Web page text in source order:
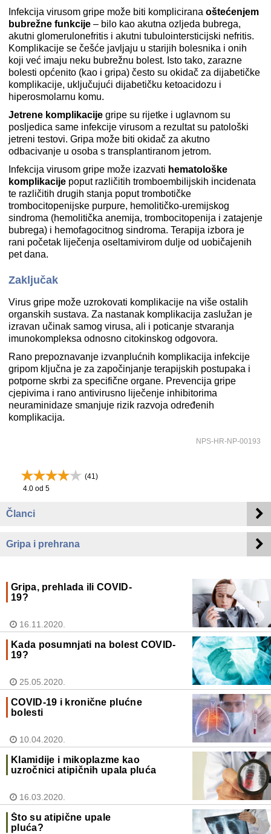
Infekcija virusom gripe može biti komplicirana oštećenjem
bubrežne funkcije – bilo kao akutna ozljeda bubrega,
akutni glomerulonefritis i akutni tubulointersticijski nefritis.
Komplikacije se češće javljaju u starijih bolesnika i onih
koji već imaju neku bubrežnu bolest. Isto tako, zarazne
bolesti općenito (kao i gripa) često su okidač za dijabetičke
komplikacije, uključujući dijabetičku ketoacidozu i
hiperosmolarnu komu.
Jetrene komplikacije gripe su rijetke i uglavnom su
posljedica same infekcije virusom a rezultat su patološki
jetreni testovi. Gripa može biti okidač za akutno
odbacivanje u osoba s transplantiranom jetrom.
Infekcija virusom gripe može izazvati hematološke
komplikacije poput različitih tromboembilijskih incidenata
te različitih drugih stanja poput trombotičke
trombocitopenijske purpure, hemolitičko-uremijskog
sindroma (hemolitička anemija, trombocitopenija i zatajenje
bubrega) i hemofagocitnog sindroma. Terapija izbora je
rani početak liječenja oseltamivirom dulje od uobičajenih
pet dana.
Zaključak
Virus gripe može uzrokovati komplikacije na više ostalih
organskih sustava. Za nastanak komplikacija zaslužan je
izravan učinak samog virusa, ali i poticanje stvaranja
imunokompleksa odnosno citokinskog odgovora.
Rano prepoznavanje izvanplućnih komplikacija infekcije
gripom ključna je za započinjanje terapijskih postupaka i
potporne skrbi za specifične organe. Prevencija gripe
cjepivima i rano antivirusno liječenje inhibitorima
neuraminidaze smanjuje rizik razvoja određenih
komplikacija.
NPS-HR-NP-00193
(41)
4.0 od 5
Članci
Gripa i prehrana
Gripa, prehlada ili COVID-
19?
16.11.2020.
Kada posumnjati na bolest COVID-
19?
25.05.2020.
COVID-19 i kronične plućne
bolesti
10.04.2020.
Klamidije i mikoplazme kao
uzročnici atipičnih upala pluća
16.03.2020.
Što su atipične upale
pluća?